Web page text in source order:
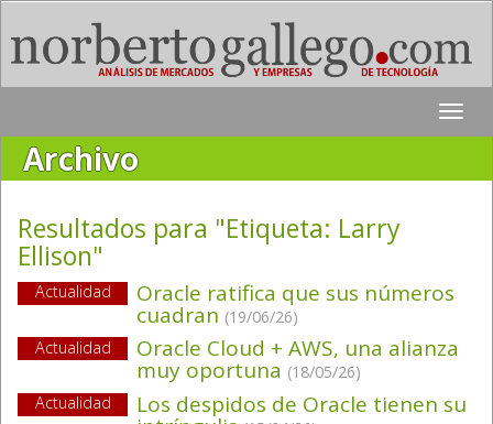
Toggle
Archivo
Resultados para "Etiqueta: Larry
Ellison"
Actualidad Oracle ratifica que sus números
cuadran (19/06/26)
Actualidad
Oracle Cloud + AWS, una alianza
muy oportuna (18/05/26)
Actualidad
Los despidos de Oracle tienen su